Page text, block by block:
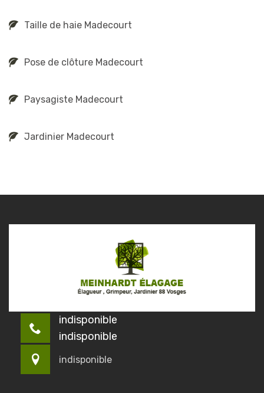
Taille de haie Madecourt
Pose de clôture Madecourt
Paysagiste Madecourt
Jardinier Madecourt
indisponible
indisponible
indisponible